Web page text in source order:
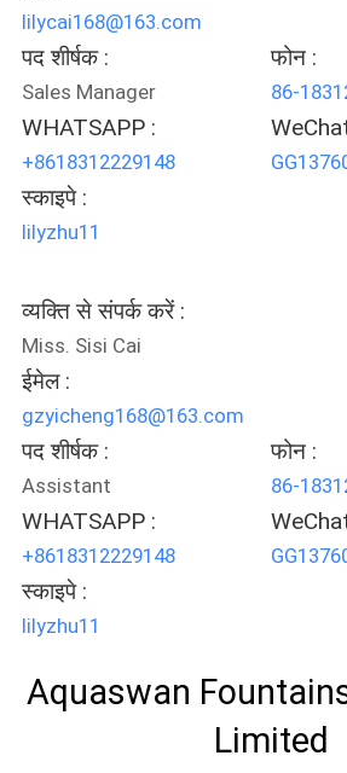
PRIVACY
POLICY
lilycai168@163.com
पद शीर्षक :
Sales Manager
फोन :
86-
WHATSAPP :
+8618312229148
स्काइपे :
lilyzhu11
व्यक्ति से संपर्क करें :
Miss. Sisi Cai
ईमेल :
gzyicheng168@163.com
पद शीर्षक :
Assistant
फोन :
86-
WHATSAPP :
+8618312229148
स्काइपे :
lilyzhu11
Aquaswan
Limited